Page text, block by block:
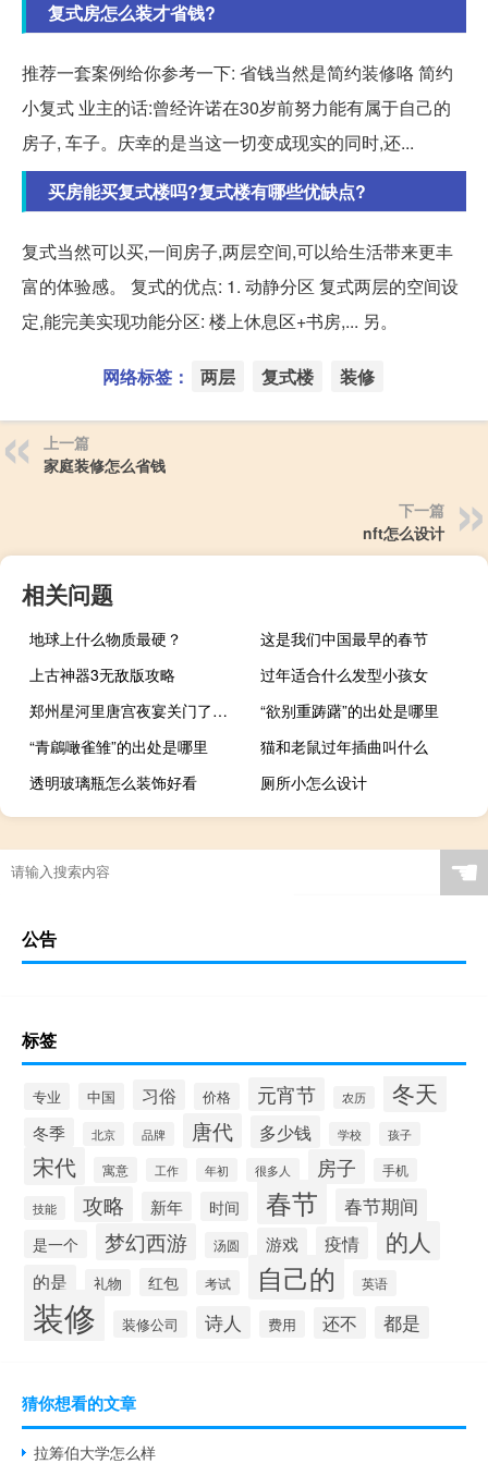
复式房怎么装才省钱?
推荐一套案例给你参考一下: 省钱当然是简约装修咯 简约
小复式 业主的话:曾经许诺在30岁前努力能有属于自己的
房子, 车子。庆幸的是当这一切变成现实的同时,还...
买房能买复式楼吗?复式楼有哪些优缺点?
复式当然可以买,一间房子,两层空间,可以给生活带来更丰
富的体验感。 复式的优点: 1. 动静分区 复式两层的空间设
定,能完美实现功能分区: 楼上休息区+书房,... 另。
网络标签： 两层 复式楼 装修
上一篇
家庭装修怎么省钱
下一篇
nft怎么设计
相关问题
地球上什么物质最硬？
这是我们中国最早的春节
上古神器3无敌版攻略
过年适合什么发型小孩女
郑州星河里唐宫夜宴关门了吗 郑州地标唐宫夜宴舞
“欲别重踌躇”的出处是哪里
“青鵳噉雀雏”的出处是哪里
猫和老鼠过年插曲叫什么
透明玻璃瓶怎么装饰好看
厕所小怎么设计
☚
公告
标签
专业 中国 习俗 价格 元宵节 农历 冬天
冬季 北京 品牌 唐代 多少钱 学校 孩子
宋代 寓意 工作 年初 很多人 房子 手机
技能 攻略 新年 时间 春节 春节期间
是一个 梦幻西游 汤圆 游戏 疫情 的人
的是 礼物 红包 考试 自己的 英语
装修 装修公司 诗人 费用 还不 都是
猜你想看的文章
拉筹伯大学怎么样